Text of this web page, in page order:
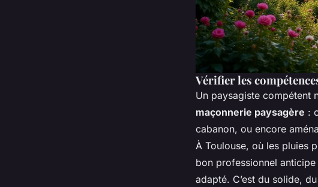
Vérifier les
Un paysagiste compétent
maçonnerie paysagère :
cabanon, ou encore
À Toulouse, où les pluies
bon professionnel
adapté. C’est du solide,